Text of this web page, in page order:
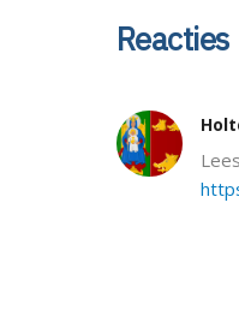
Reacties